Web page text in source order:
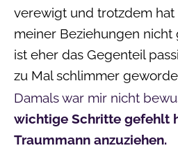
verewigt und trotzdem hat
meiner Beziehungen nicht
ist eher das Gegenteil
zu Mal schlimmer
Damals war mir nicht
wichtige Schritte gefehlt
Traummann anzuziehen.